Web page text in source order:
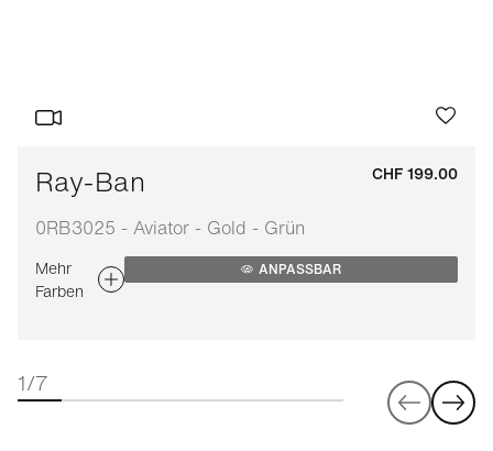
Ray-Ban
0RB3025 - Aviator - Gold - Grün
CHF 199.00
Mehr
Farben
ANPASSBAR
1/7